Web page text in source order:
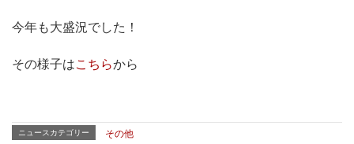
今年も大盛況でした！
その様子はこちらから
ニュースカテゴリー その他